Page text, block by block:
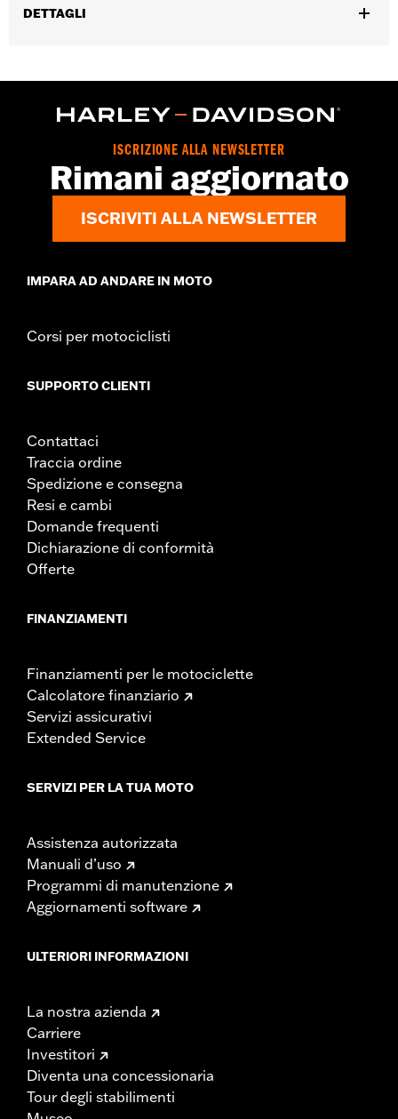
DETTAGLI
Contenuto della confezione:Solo giunto anteriore del motore
ISCRIZIONE ALLA NEWSLETTER
Rimani aggiornato
ISCRIVITI ALLA NEWSLETTER
IMPARA AD ANDARE IN MOTO
Corsi per motociclisti
SUPPORTO CLIENTI
Contattaci
Traccia ordine
Spedizione e consegna
Resi e cambi
Domande frequenti
Dichiarazione di conformità
Offerte
FINANZIAMENTI
Finanziamenti per le motociclette
Calcolatore finanziario
Servizi assicurativi
Extended Service
SERVIZI PER LA TUA MOTO
Assistenza autorizzata
Manuali d’uso
Programmi di manutenzione
Aggiornamenti software
ULTERIORI INFORMAZIONI
La nostra azienda
Carriere
Investitori
Diventa una concessionaria
Tour degli stabilimenti